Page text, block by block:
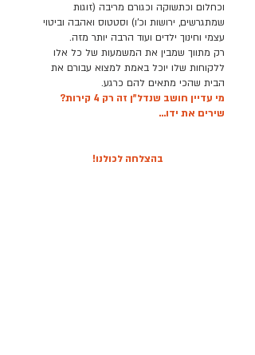
וכחלום וכתשוקה וכגורם מריבה (זוגות
שמתגרשים, ירושות וכ'ו) וסטטוס ואהבה וביטוי
עצמי וחינוך ילדים ועוד הרבה יותר מזה.
רק מתווך שמבין את המשמעות של כל אלו
ללקוחות שלו יוכל באמת למצוא עבורם את
הבית שהכי מתאים להם כרגע.
מי עדיין חושב שנדל"ן זה רק 4 קירות?
שירים את ידו...
בהצלחה לכולנו!